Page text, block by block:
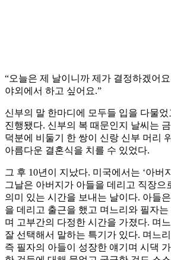
“오늘은 제 날이니까 제가 결정하겠어
야외에서 하고 싶어요.”
신부의 말 한마디에 모두들 입을 다물
진행됐다. 신부의 복 때문인지 날씨는
덕분에 비둘기 한 쌍이 신랑 신부 머리
아름다운 결혼식을 치를 수 있었다.
그 후 10년이 지났다. 미국에서는 ‘아버
그날은 아버지가 아들을 데리고 직장으
의미 있는 시간을 보내는 날이다. 아들
을 데리고 출근을 했고 며느리와 필자는
며 고부간의 다정한 시간을 가졌다. 며
잘 선택해서 말하는 특기가 있다. 며느
즉 필자의 아들이 성장한 얘기며 시댁